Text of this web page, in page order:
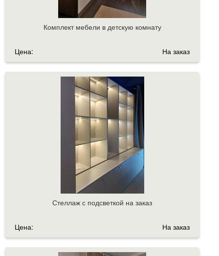
Комплект мебели в детскую комнату
Цена: На заказ
Стеллаж с подсветкой на заказ
Цена: На заказ